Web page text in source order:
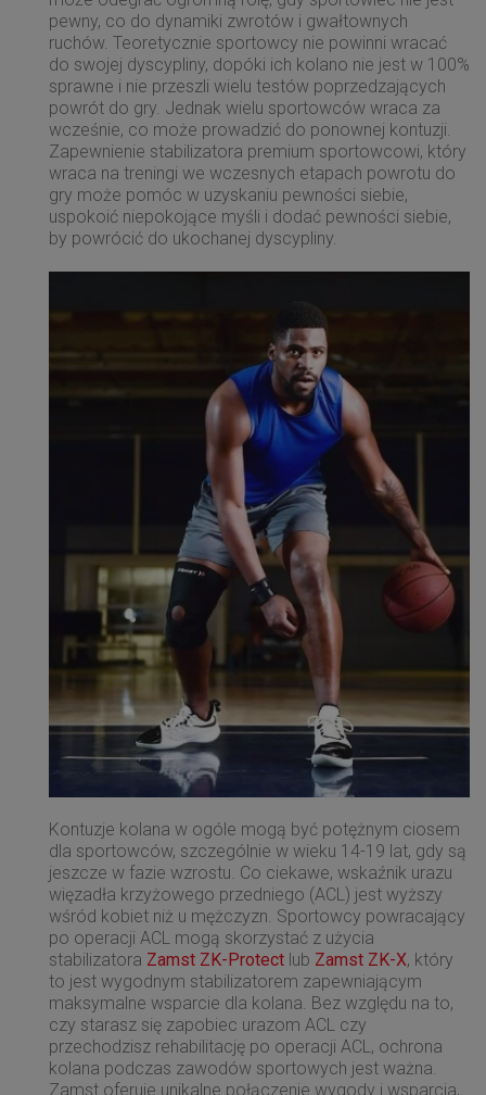
pewny, co do dynamiki zwrotów i gwałtownych
ruchów. Teoretycznie sportowcy nie powinni wracać
do swojej dyscypliny, dopóki ich kolano nie jest w 100%
sprawne i nie przeszli wielu testów poprzedzających
powrót do gry. Jednak wielu sportowców wraca za
wcześnie, co może prowadzić do ponownej kontuzji.
Zapewnienie stabilizatora premium sportowcowi, który
wraca na treningi we wczesnych etapach powrotu do
gry może pomóc w uzyskaniu pewności siebie,
uspokoić niepokojące myśli i dodać pewności siebie,
by powrócić do ukochanej dyscypliny.
Kontuzje kolana w ogóle mogą być potężnym ciosem
dla sportowców, szczególnie w wieku 14-19 lat, gdy są
jeszcze w fazie wzrostu. Co ciekawe, wskaźnik urazu
więzadła krzyżowego przedniego (ACL) jest wyższy
wśród kobiet niż u mężczyzn. Sportowcy powracający
po operacji ACL mogą skorzystać z użycia
stabilizatora Zamst ZK-Protect lub Zamst ZK-X, który
to jest wygodnym stabilizatorem zapewniającym
maksymalne wsparcie dla kolana. Bez względu na to,
czy starasz się zapobiec urazom ACL czy
przechodzisz rehabilitację po operacji ACL, ochrona
kolana podczas zawodów sportowych jest ważna.
Zamst oferuje unikalne połączenie wygody i wsparcia,